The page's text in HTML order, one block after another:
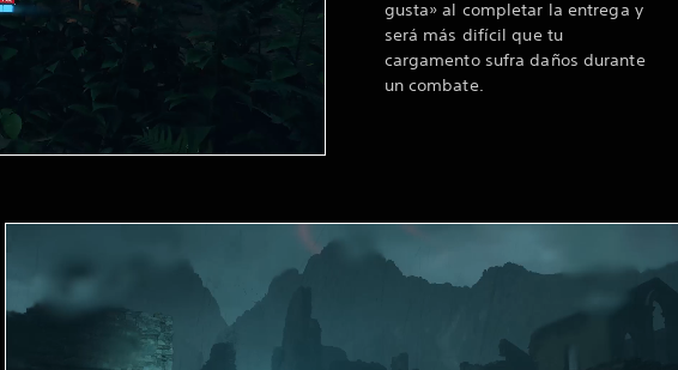
gusta» al completar la entrega y
será más difícil que tu
cargamento sufra daños durante
un combate.